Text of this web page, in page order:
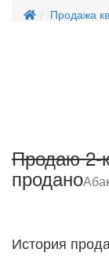
Продажа
Продаю 2-
продано
История